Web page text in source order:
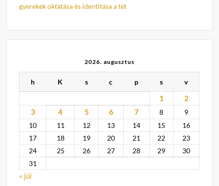
gyerekek oktatása és identitása a tét
2026. augusztus
h K s c p s v
1
2
3
4 5 6 7 8
9
10
11 12 13 14 15
16
17
18 19 20 21 22
23
24
25 26 27 28 29
30
31
« júl